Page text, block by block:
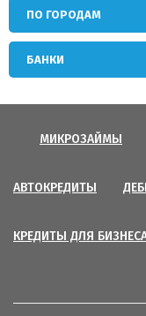
ПО ГОРОДАМ
БАНКИ
МИКРОЗАЙМЫ
АВТОКРЕДИТЫ
КРЕДИТЫ ДЛЯ